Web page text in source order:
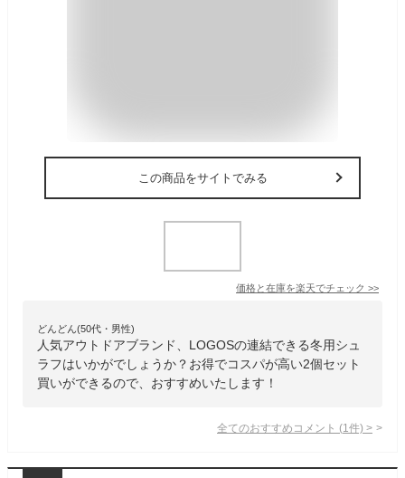
この商品をサイトでみる
価格と在庫を楽天でチェック >>
どんどん(50代・男性)
人気アウトドアブランド、LOGOSの連結できる冬用シュ
ラフはいかがでしょうか？お得でコスパが高い2個セット
買いができるので、おすすめいたします！
全てのおすすめコメント (1 件) >